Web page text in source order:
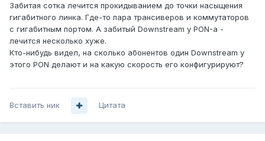
Забитая сотка лечится прокидыванием до точки насыщения
гигабитного линка. Где-то пара трансиверов и коммутаторов
с гигабитным портом. А забитый Downstream у PON-а -
лечится несколько хуже.
Кто-нибудь видел, на сколько абонентов один Downstream у
этого PON делают и на какую скорость его конфигурируют?
Вставить ник Цитата